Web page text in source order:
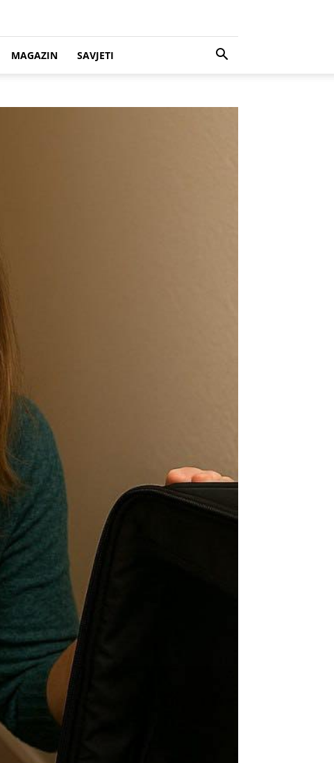
MAGAZIN SAVJETI